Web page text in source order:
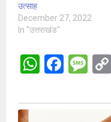
उत्साह
December 27, 2022
In "उत्तराखंड"
W
at
F
ce
M
s